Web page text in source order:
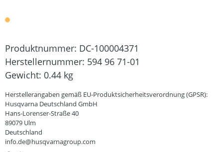
Produktnummer: DC-100004371
Herstellernummer: 594 96 71-01
Gewicht: 0.44 kg
Herstellerangaben gemäß EU-Produktsicherheitsverordnung (GPSR):
Husqvarna Deutschland GmbH
Hans-Lorenser-Straße 40
89079 Ulm
Deutschland
info.de@husqvarnagroup.com